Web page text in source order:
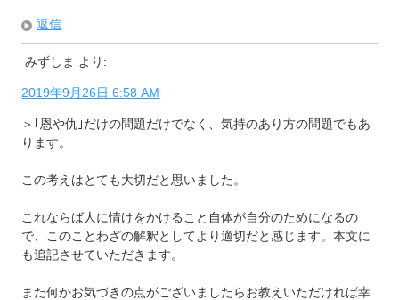
返信
みずしま より:
2019年9月26日 6:58 AM
＞｢恩や仇｣だけの問題だけでなく、気持のあり方の問題でもあ
ります。
この考えはとても大切だと思いました。
これならば人に情けをかけること自体が自分のためになるの
で、このことわざの解釈としてより適切だと感じます。本文に
も追記させていただきます。
また何かお気づきの点がございましたらお教えいただければ幸